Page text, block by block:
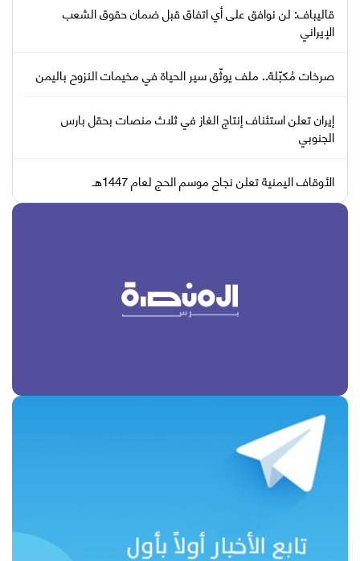
قاليباف: لن نوافق على أي اتفاق قبل ضمان حقوق الشعب
الإيراني
صرخات مُكبّلة.. ملف يوثّق سير الحياة في مخيمات النزوح باليمن
إيران تعلن استئناف إنتاج الغاز في ثلاث منصات بحقل بارس
الجنوبي
الأوقاف اليمنية تعلن نجاح موسم الحج لعام 1447هـ